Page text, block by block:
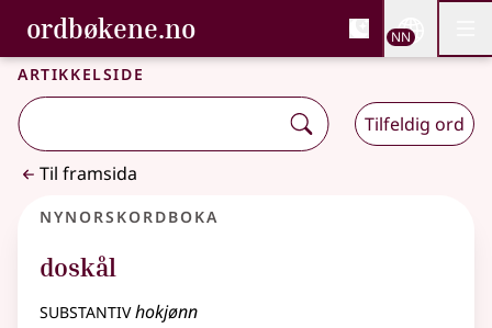
Gå til hovudinnhald
Tilgjenge
ordbøkene.no, Bokmålsordboka og
Bokmålsordboka og Nynorskordboka
NN
Artikkelside
Tilfeldig ord
Til framsida
Nynorskordboka
doskål
substantivhokjønn